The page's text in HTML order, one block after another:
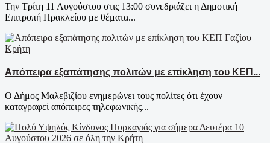
Την Τρίτη 11 Αυγούστου στις 13:00 συνεδριάζει η Δημοτική
Επιτροπή Ηρακλείου με θέματα...
Κρήτη
Απόπειρα εξαπάτησης πολιτών με επίκληση του ΚΕΠ...
Ο Δήμος Μαλεβιζίου ενημερώνει τους πολίτες ότι έχουν
καταγραφεί απόπειρες τηλεφωνικής...